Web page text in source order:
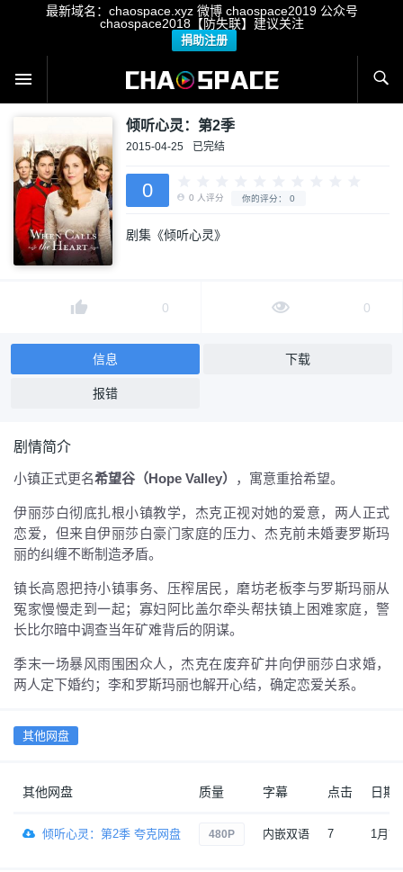
最新域名：chaospace.xyz 微博 chaospace2019 公众号
chaospace2018【防失联】建议关注
捐助注册
倾听心灵：第2季
2015-04-25 已完结
0
剧集《倾听心灵》
0 0
信息 下载
报错
剧情简介
小镇正式更名希望谷（Hope Valley） ，寓意重拾希望。
伊丽莎白彻底扎根小镇教学，杰克正视对她的爱意，两人正式
恋爱，但来自伊丽莎白豪门家庭的压力、杰克前未婚妻罗斯玛
丽的纠缠不断制造矛盾。
镇长高恩把持小镇事务、压榨居民，磨坊老板李与罗斯玛丽从
冤家慢慢走到一起；寡妇阿比盖尔牵头帮扶镇上困难家庭，警
长比尔暗中调查当年矿难背后的阴谋。
季末一场暴风雨围困众人，杰克在废弃矿井向伊丽莎白求婚，
两人定下婚约；李和罗斯玛丽也解开心结，确定恋爱关系。
其他网盘
其他网盘 质量 字幕 点击 日期
倾听心灵：第2季 夸克网盘 480P 内嵌双语 7 1月前